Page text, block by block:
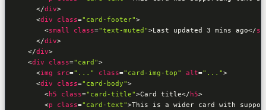
</div>
<div class="card-footer">
<small class="text-muted">Last updated 3 mins ago</
</div>
</div>
<div class="card">
<img src="..." class="card-img-top" alt="...">
<div class="card-body">
<h5 class="card-title">Card title</h5>
<p class="card-text">This is a wider card with